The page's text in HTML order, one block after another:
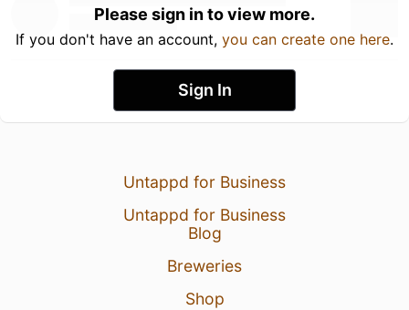
Please sign in to view more.
If you don't have an account, you can create one here.
Sign In
Untappd for Business
Untappd for Business
Blog
Breweries
Shop